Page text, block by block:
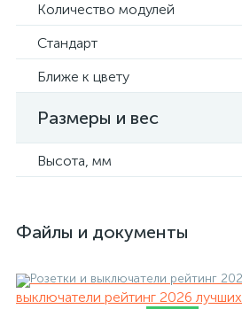
Количество модулей
Стандарт
Ближе к цвету
Размеры и вес
Высота, мм
Файлы и документы
выключатели рейтинг 2026 лучших